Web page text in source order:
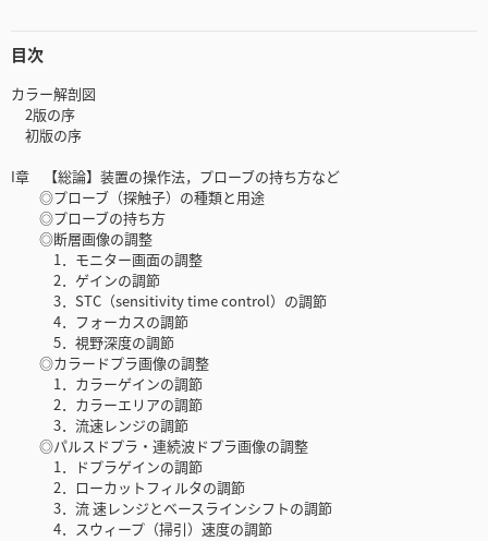
目次
カラー解剖図
2版の序
初版の序
I章 【総論】装置の操作法，プローブの持ち方など
◎プローブ（探触子）の種類と用途
◎プローブの持ち方
◎断層画像の調整
1．モニター画面の調整
2．ゲインの調節
3．STC（sensitivity time control）の調節
4．フォーカスの調節
5．視野深度の調節
◎カラードプラ画像の調整
1．カラーゲインの調節
2．カラーエリアの調節
3．流速レンジの調節
◎パルスドプラ・連続波ドプラ画像の調整
1．ドプラゲインの調節
2．ローカットフィルタの調節
3．流 速レンジとベースラインシフトの調節
4．スウィープ（掃引）速度の調節